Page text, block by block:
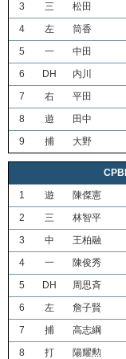
3
三
松田
4
左
筒香
5
一
中田
6
DH
内川
7
右
平田
8
遊
田中
9
捕 大野
1
遊
陳傑憲
2
三
林智平
3
中
王柏融
4
一
陳俊秀
5
DH
周思斉
6
左
詹子賢
7
捕
高志綱
8
打
陽耀勲